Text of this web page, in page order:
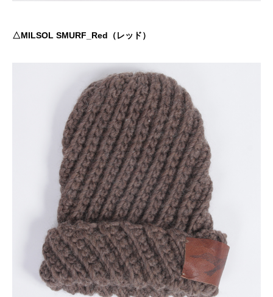
△MILSOL SMURF_Red（レッド）